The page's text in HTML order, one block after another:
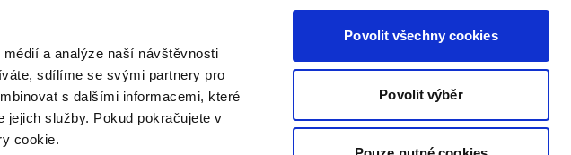
a analýze naší návštěvnosti
sdílíme se svými partnery pro
s dalšími informacemi, které
služby. Pokud pokračujete v
cookie.
Povolit všechny cookies
Povolit výběr